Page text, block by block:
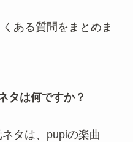
ある質問をまとめま
タは何ですか？
タは、pupiの楽曲